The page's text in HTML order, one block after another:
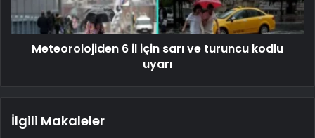
Meteorolojiden 6 il için sarı ve turuncu kodlu
uyarı
İlgili Makaleler